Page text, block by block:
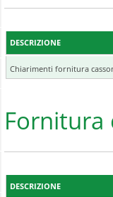
DESCRIZIONE
Chiarimenti fornitura
Fornitura
DESCRIZIONE